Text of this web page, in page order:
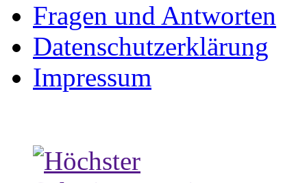
Fragen und Antworten
Datenschutzerklärung
Impressum